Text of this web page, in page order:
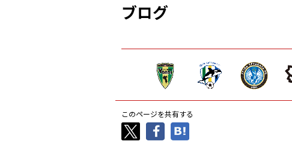
ブログ
このページを共有する